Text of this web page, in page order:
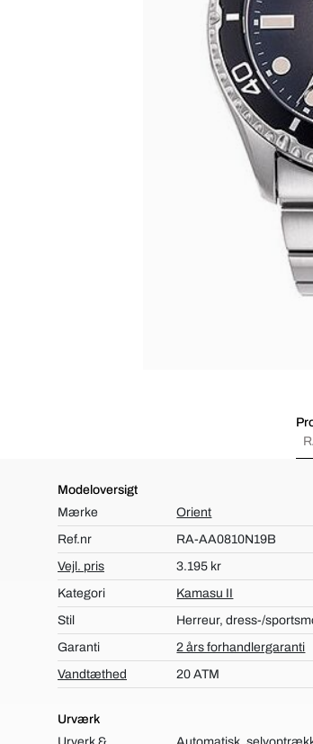
Modeloversigt
Mærke
Orient
Ref.nr
RA-AA0810N19B
Vejl. pris
3.195 kr
Kategori
Kamasu II
Stil
Herreur, dress-/
Garanti
2 års forhandlergaranti
Vandtæthed
20 ATM
Urværk